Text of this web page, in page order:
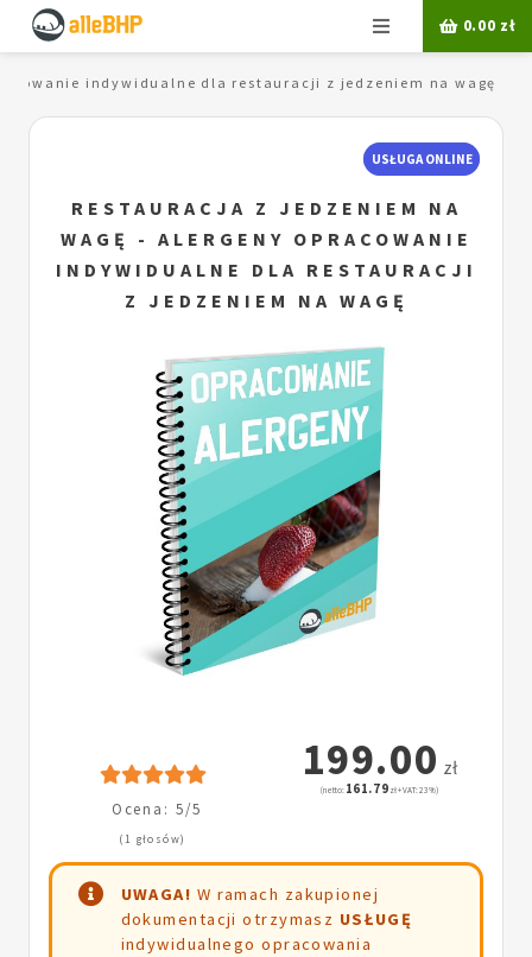
Menu 0.00 zł
indywidualne dla restauracji z jedzeniem na wagę
USŁUGA ONLINE
RESTAURACJA Z JEDZENIEM NA
WAGĘ - ALERGENY OPRACOWANIE
INDYWIDUALNE DLA RESTAURACJI
Z JEDZENIEM NA WAGĘ
Ocena: 5/5
(1 głosów)
199.00 zł
(netto: 161.79 zł + VAT: 23%)
UWAGA! W ramach zakupionej
dokumentacji otrzymasz USŁUGĘ
indywidualnego opracowania